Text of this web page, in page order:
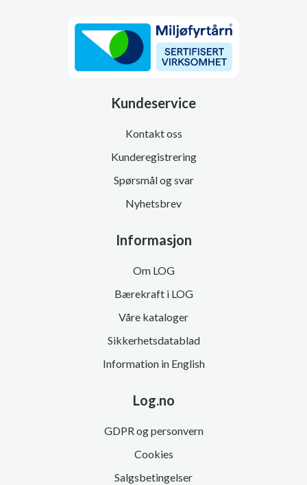
Kundeservice
Kontakt oss
Kunderegistrering
Spørsmål og svar
Nyhetsbrev
Informasjon
Om LOG
Bærekraft i LOG
Våre kataloger
Sikkerhetsdatablad
Information in English
Log.no
GDPR og personvern
Cookies
Salgsbetingelser